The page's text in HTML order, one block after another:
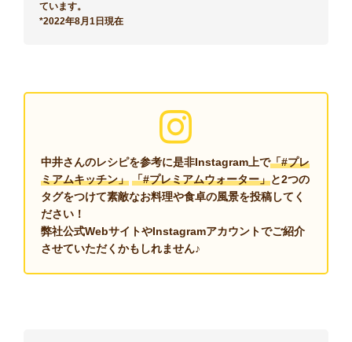
ています。
*2022年8月1日現在
中井さんのレシピを参考に是非Instagram上で「#プレ
ミアムキッチン」 「#プレミアムウォーター」と2つの
タグをつけて素敵なお料理や食卓の風景を投稿してく
ださい！
弊社公式WebサイトやInstagramアカウントでご紹介
させていただくかもしれません♪